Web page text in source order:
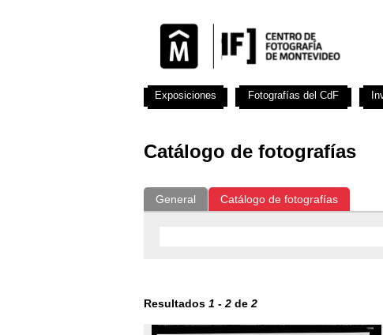
Catálogo de fotografías
General Catálogo de fotografías
Resultados 1 - 2 de 2
Exposiciones Fotografías del CdF